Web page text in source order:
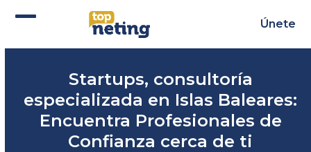
Únete
Startups, consultoría
especializada en Islas Baleares:
Encuentra Profesionales de
Confianza cerca de ti